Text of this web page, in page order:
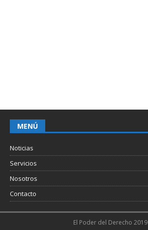
MENÚ
Noticias
Servicios
Nosotros
Contacto
El Poder del Derecho 2019